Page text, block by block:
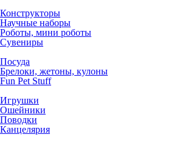
Конструкторы
Научные наборы
Роботы, мини роботы
Сувениры
Посуда
Брелоки, жетоны, кулоны
Fun Pet Stuff
Игрушки
Ошейники
Поводки
Канцелярия